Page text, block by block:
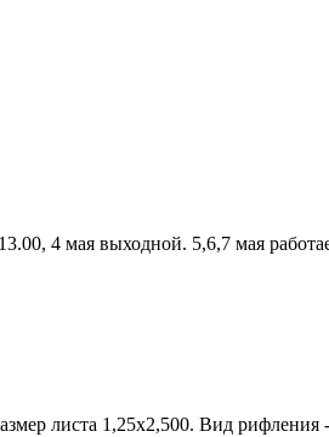
4 мая выходной. 5,6,7 мая
листа 1,25х2,500. Вид рифления